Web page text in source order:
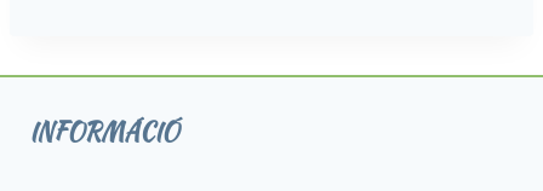
INFORMÁCIÓ